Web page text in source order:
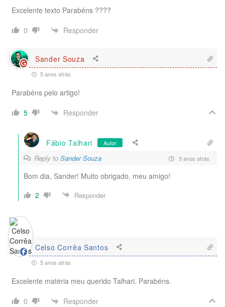
Excelente texto Parabéns ????
0
Responder
Sander Souza
5 anos atrás
Parabéns pelo artigo!
5
Responder
Fábio Talhari Autor
Reply to Sander Souza 5 anos atrás
Bom dia, Sander! Muito obrigado, meu amigo!
2
Responder
Celso Corrêa Santos
5 anos atrás
Excelente matéria meu querido Talhari. Parabéns.
0
Responder